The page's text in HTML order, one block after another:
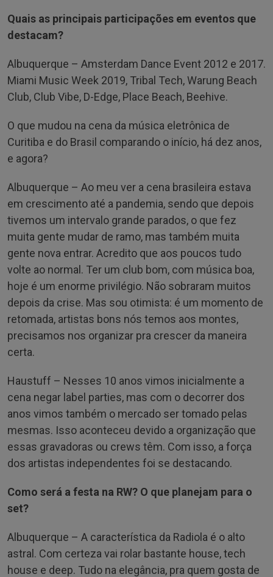
Quais as principais participações em eventos que
destacam?
Albuquerque – Amsterdam Dance Event 2012 e 2017.
Miami Music Week 2019, Tribal Tech, Warung Beach
Club, Club Vibe, D-Edge, Place Beach, Beehive.
O que mudou na cena da música eletrônica de
Curitiba e do Brasil comparando o início, há dez anos,
e agora?
Albuquerque – Ao meu ver a cena brasileira estava
em crescimento até a pandemia, sendo que depois
tivemos um intervalo grande parados, o que fez
muita gente mudar de ramo, mas também muita
gente nova entrar. Acredito que aos poucos tudo
volte ao normal. Ter um club bom, com música boa,
hoje é um enorme privilégio. Não sobraram muitos
depois da crise. Mas sou otimista: é um momento de
retomada, artistas bons nós temos aos montes,
precisamos nos organizar pra crescer da maneira
certa.
Haustuff – Nesses 10 anos vimos inicialmente a
cena negar label parties, mas com o decorrer dos
anos vimos também o mercado ser tomado pelas
mesmas. Isso aconteceu devido a organização que
essas gravadoras ou crews têm. Com isso, a força
dos artistas independentes foi se destacando.
Como será a festa na RW? O que planejam para o
set?
Albuquerque – A característica da Radiola é o alto
astral. Com certeza vai rolar bastante house, tech
house e deep. Tudo na elegância, pra quem gosta de